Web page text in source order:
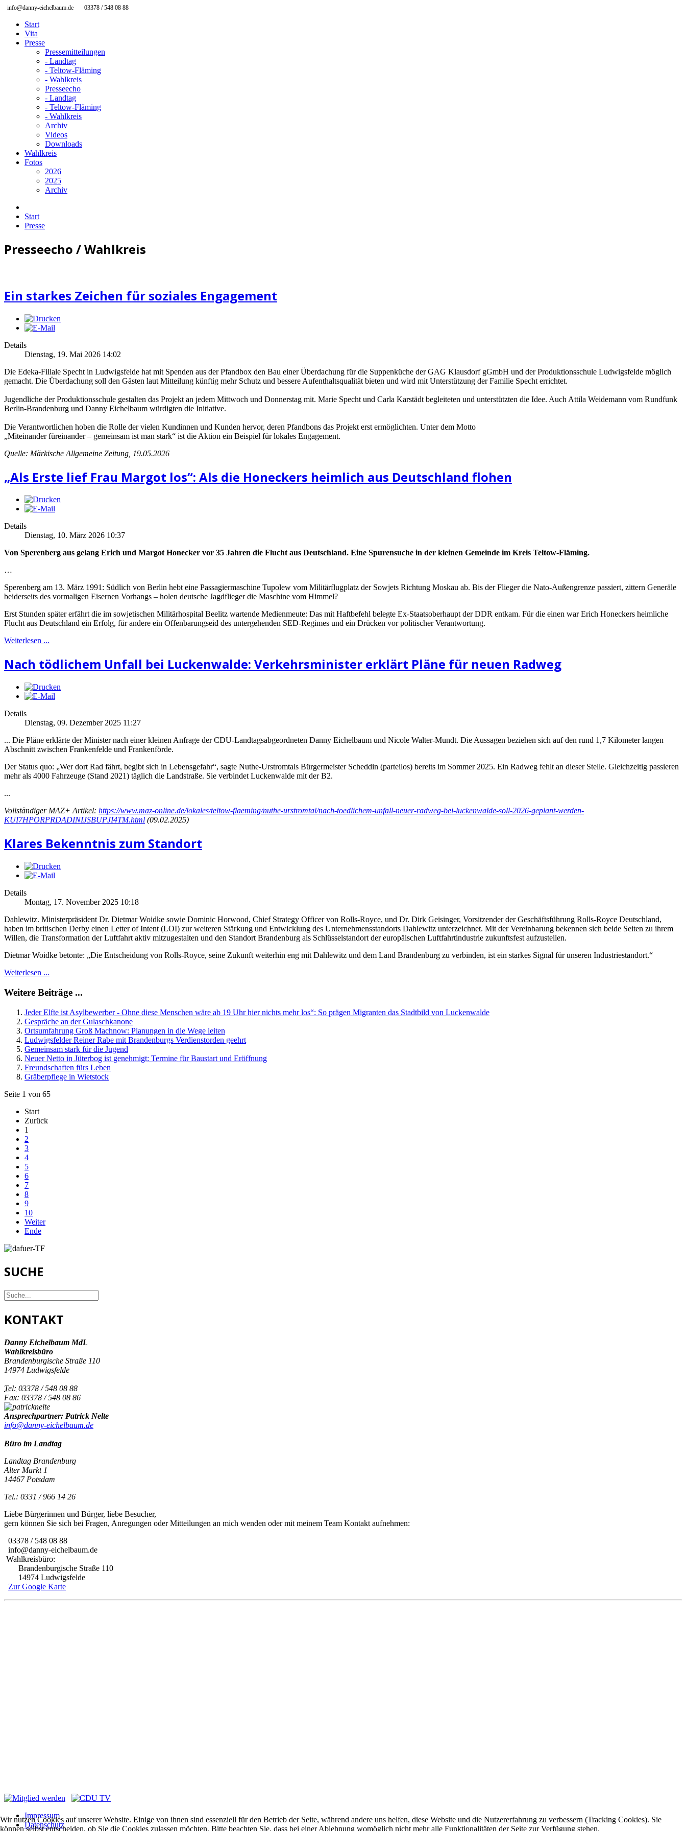
info@danny-eichelbaum.de 03378 / 548 08 88
Start
Vita
Presse
Pressemitteilungen
- Landtag
- Teltow-Fläming
- Wahlkreis
Presseecho
- Landtag
- Teltow-Fläming
- Wahlkreis
Archiv
Videos
Downloads
Wahlkreis
Fotos
2026
2025
Archiv
Start
Presse
Presseecho / Wahlkreis
Ein starkes Zeichen für soziales Engagement
Details
Dienstag, 19. Mai 2026 14:02
Die Edeka-Filiale Specht in Ludwigsfelde hat mit Spenden aus der Pfandbox den Bau einer Überdachung für die Suppenküche der GAG Klausdorf gGmbH und der Produktionsschule Ludwigsfelde möglich
gemacht. Die Überdachung soll den Gästen laut Mitteilung künftig mehr Schutz und bessere Aufenthaltsqualität bieten und wird mit Unterstützung der Familie Specht errichtet.
Jugendliche der Produktionsschule gestalten das Projekt an jedem Mittwoch und Donnerstag mit. Marie Specht und Carla Karstädt begleiteten und unterstützten die Idee. Auch Attila Weidemann vom Rundfunk
Berlin-Brandenburg und Danny Eichelbaum würdigten die Initiative.
Die Verantwortlichen hoben die Rolle der vielen Kundinnen und Kunden hervor, deren Pfandbons das Projekt erst ermöglichten. Unter dem Motto
„Miteinander füreinander – gemeinsam ist man stark“ ist die Aktion ein Beispiel für lokales Engagement.
Quelle: Märkische Allgemeine Zeitung, 19.05.2026
„Als Erste lief Frau Margot los“: Als die Honeckers heimlich aus Deutschland flohen
Details
Dienstag, 10. März 2026 10:37
Von Sperenberg aus gelang Erich und Margot Honecker vor 35 Jahren die Flucht aus Deutschland. Eine Spurensuche in der kleinen Gemeinde im Kreis Teltow-Fläming.
…
Sperenberg am 13. März 1991: Südlich von Berlin hebt eine Passagiermaschine Tupolew vom Militärflugplatz der Sowjets Richtung Moskau ab. Bis der Flieger die Nato-Außengrenze passiert, zittern Generäle
beiderseits des vormaligen Eisernen Vorhangs – holen deutsche Jagdflieger die Maschine vom Himmel?
Erst Stunden später erfährt die im sowjetischen Militärhospital Beelitz wartende Medienmeute: Das mit Haftbefehl belegte Ex-Staatsoberhaupt der DDR entkam. Für die einen war Erich Honeckers heimliche
Flucht aus Deutschland ein Erfolg, für andere ein Offenbarungseid des untergehenden SED-Regimes und ein Drücken vor politischer Verantwortung.
Weiterlesen ...
Nach tödlichem Unfall bei Luckenwalde: Verkehrsminister erklärt Pläne für neuen Radweg
Details
Dienstag, 09. Dezember 2025 11:27
... Die Pläne erklärte der Minister nach einer kleinen Anfrage der CDU-Landtagsabgeordneten Danny Eichelbaum und Nicole Walter-Mundt. Die Aussagen beziehen sich auf den rund 1,7 Kilometer langen
Abschnitt zwischen Frankenfelde und Frankenförde.
Der Status quo: „Wer dort Rad fährt, begibt sich in Lebensgefahr“, sagte Nuthe-Urstromtals Bürgermeister Scheddin (parteilos) bereits im Sommer 2025. Ein Radweg fehlt an dieser Stelle. Gleichzeitig passieren
mehr als 4000 Fahrzeuge (Stand 2021) täglich die Landstraße. Sie verbindet Luckenwalde mit der B2.
...
Vollständiger MAZ+ Artikel: https://www.maz-online.de/lokales/teltow-flaeming/nuthe-urstromtal/nach-toedlichem-unfall-neuer-radweg-bei-luckenwalde-soll-2026-geplant-werden-
KUI7HPORPRDADINIJSBUPJI4TM.html (09.02.2025)
Klares Bekenntnis zum Standort
Details
Montag, 17. November 2025 10:18
Dahlewitz. Ministerpräsident Dr. Dietmar Woidke sowie Dominic Horwood, Chief Strategy Officer von Rolls-Royce, und Dr. Dirk Geisinger, Vorsitzender der Geschäftsführung Rolls-Royce Deutschland,
haben im britischen Derby einen Letter of Intent (LOI) zur weiteren Stärkung und Entwicklung des Unternehmensstandorts Dahlewitz unterzeichnet. Mit der Vereinbarung bekennen sich beide Seiten zu ihrem
Willen, die Transformation der Luftfahrt aktiv mitzugestalten und den Standort Brandenburg als Schlüsselstandort der europäischen Luftfahrtindustrie zukunftsfest aufzustellen.
Dietmar Woidke betonte: „Die Entscheidung von Rolls-Royce, seine Zukunft weiterhin eng mit Dahlewitz und dem Land Brandenburg zu verbinden, ist ein starkes Signal für unseren Industriestandort.“
Weiterlesen ...
Weitere Beiträge ...
Jeder Elfte ist Asylbewerber - Ohne diese Menschen wäre ab 19 Uhr hier nichts mehr los“: So prägen Migranten das Stadtbild von Luckenwalde
Gespräche an der Gulaschkanone
Ortsumfahrung Groß Machnow: Planungen in die Wege leiten
Ludwigsfelder Reiner Rabe mit Brandenburgs Verdienstorden geehrt
Gemeinsam stark für die Jugend
Neuer Netto in Jüterbog ist genehmigt: Termine für Baustart und Eröffnung
Freundschaften fürs Leben
Gräberpflege in Wietstock
Seite 1 von 65
Start
Zurück
1
2
3
4
5
6
7
8
9
10
Weiter
Ende
SUCHE
KONTAKT
Danny Eichelbaum MdL
Wahlkreisbüro
Brandenburgische Straße 110
14974 Ludwigsfelde
Tel: 03378 / 548 08 88
Fax: 03378 / 548 08 86
Ansprechpartner: Patrick Nelte
info@danny-eichelbaum.de
Büro im Landtag
Landtag Brandenburg
Alter Markt 1
14467 Potsdam
Tel.: 0331 / 966 14 26
Liebe Bürgerinnen und Bürger, liebe Besucher,
gern können Sie sich bei Fragen, Anregungen oder Mitteilungen an mich wenden oder mit meinem Team Kontakt aufnehmen:
03378 / 548 08 88
info@danny-eichelbaum.de
Wahlkreisbüro:
Brandenburgische Straße 110
14974 Ludwigsfelde
Zur Google Karte
Impressum
Datenschutz
Wir nutzen Cookies auf unserer Website. Einige von ihnen sind essenziell für den Betrieb der Seite, während andere uns helfen, diese Website und die Nutzererfahrung zu verbessern (Tracking Cookies). Sie
können selbst entscheiden, ob Sie die Cookies zulassen möchten. Bitte beachten Sie, dass bei einer Ablehnung womöglich nicht mehr alle Funktionalitäten der Seite zur Verfügung stehen.